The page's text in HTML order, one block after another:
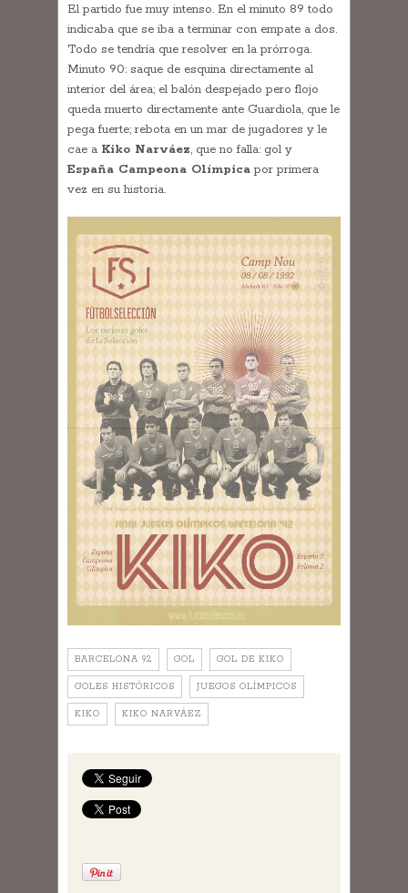
El partido fue muy intenso. En el minuto 89 todo
indicaba que se iba a terminar con empate a dos.
Todo se tendría que resolver en la prórroga.
Minuto 90: saque de esquina directamente al
interior del área; el balón despejado pero flojo
queda muerto directamente ante Guardiola, que le
pega fuerte; rebota en un mar de jugadores y le
cae a Kiko Narváez, que no falla: gol y
España Campeona Olímpicapor primera
vez en su historia.
BARCELONA 92 GOL GOL DE KIKO
GOLES HISTÓRICOS JUEGOS OLÍMPICOS
KIKO KIKO NARVÁEZ